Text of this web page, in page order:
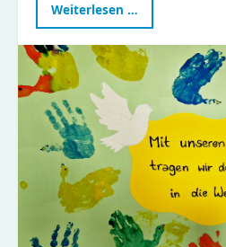
Weiterlesen …
verschenken:
Gutscheine
fürs
Kreativzentrum
Chemnitz
jetzt
sichern